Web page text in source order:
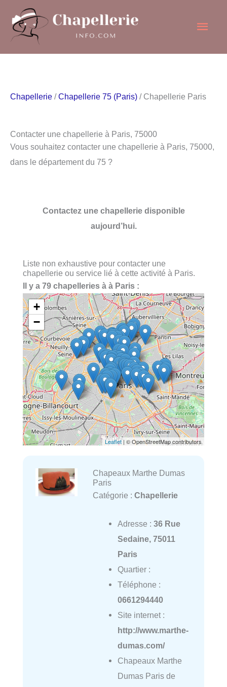
contenu
Chapellerie /Chapellerie 75 (Paris) / Chapellerie Paris
Contacter une chapellerie à Paris, 75000
Vous souhaitez contacter une chapellerie à Paris, 75000,
dans le département du 75 ?
Contactez une chapellerie disponible
aujourd’hui.
Liste non exhaustive pour contacter une
chapellerie ou service lié à cette activité à Paris.
Il y a 79 chapelleries à à Paris :
+
−
Leaflet| © OpenStreetMap contributors
Chapeaux Marthe Dumas
Paris
Catégorie : Chapellerie
Adresse : 36 Rue
Sedaine, 75011
Paris
Quartier :
Téléphone :
0661294440
Site internet :
http://www.marthe-
dumas.com/
Chapeaux Marthe
Dumas Paris de